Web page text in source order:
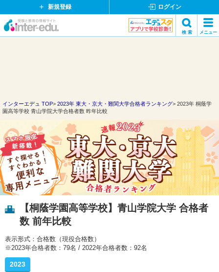
新規登録 ログイン
イ
ド
ッ
ト
コ
ム
検 索 メニュー
インターエデュ TOP 2023年 東大・京大・難関大学合格者ランキング
2023年 桐蔭学
園高等学校 青山学院大学合格者数 昨年比較
【桐蔭学園高等学校】青山学院大学 合格者
数 前年比較
表示形式：合格数（現役合格数）
※2023年合格者数：79名 / 2022年合格者数：92名
2023